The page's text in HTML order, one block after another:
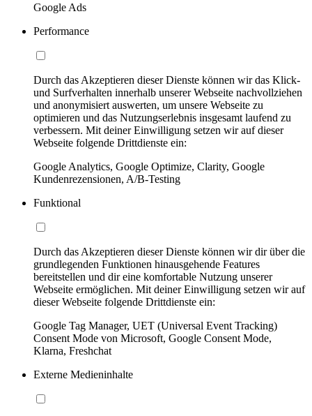
Google Ads
Performance
Durch das Akzeptieren dieser Dienste können wir das Klick-
und Surfverhalten innerhalb unserer Webseite nachvollziehen
und anonymisiert auswerten, um unsere Webseite zu
optimieren und das Nutzungserlebnis insgesamt laufend zu
verbessern. Mit deiner Einwilligung setzen wir auf dieser
Webseite folgende Drittdienste ein:
Google Analytics, Google Optimize, Clarity, Google
Kundenrezensionen, A/B-Testing
Funktional
Durch das Akzeptieren dieser Dienste können wir dir über die
grundlegenden Funktionen hinausgehende Features
bereitstellen und dir eine komfortable Nutzung unserer
Webseite ermöglichen. Mit deiner Einwilligung setzen wir auf
dieser Webseite folgende Drittdienste ein:
Google Tag Manager, UET (Universal Event Tracking)
Consent Mode von Microsoft, Google Consent Mode,
Klarna, Freshchat
Externe Medieninhalte